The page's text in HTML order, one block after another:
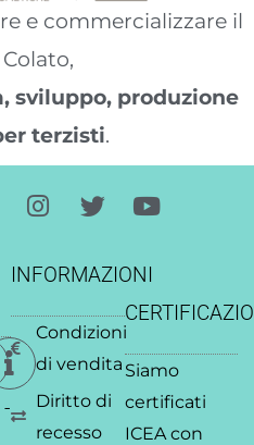
e commercializzare il
sviluppo, produzione
terzisti.
I
n
t
a
g
r
a
m
T
w
t
t
e
r
Y
o
t
u
b
INFORMAZIONI
Condizioni
di vendita
Diritto di
recesso
Siamo
certificati
ICEAcon